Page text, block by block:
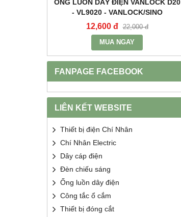
ỐNG LUỒN DÂY ĐIỆN VANLOCK D20
- VL9020 - VANLOCK/SINO
12,600 đ 22,000 đ
MUA NGAY
FANPAGE FACEBOOK
LIÊN KẾT WEBSITE
Thiết bị điện Chí Nhân
Chí Nhân Electric
Dây cáp điện
Đèn chiếu sáng
Ống luồn dây điện
Công tắc ổ cắm
Thiết bị đóng cắt